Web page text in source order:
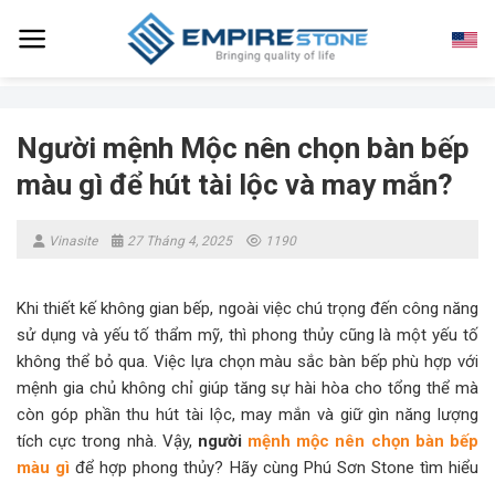
Người mệnh Mộc nên chọn bàn bếp
màu gì để hút tài lộc và may mắn?
Vinasite 27 Tháng 4, 2025 1190
Khi thiết kế không gian bếp, ngoài việc chú trọng đến công năng
sử dụng và yếu tố thẩm mỹ, thì phong thủy cũng là một yếu tố
không thể bỏ qua. Việc lựa chọn màu sắc bàn bếp phù hợp với
mệnh gia chủ không chỉ giúp tăng sự hài hòa cho tổng thể mà
còn góp phần thu hút tài lộc, may mắn và giữ gìn năng lượng
tích cực trong nhà. Vậy, người mệnh mộc nên chọn bàn bếp
màu gì để hợp phong thủy? Hãy cùng Phú Sơn Stone tìm hiểu